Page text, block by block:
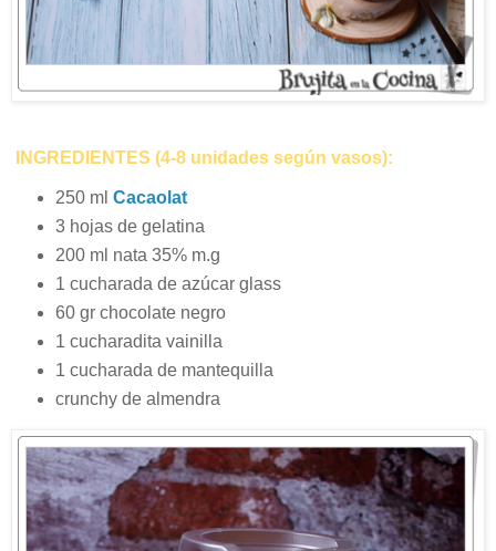
INGREDIENTES (4-8 unidades según vasos):
250 ml Cacaolat
3 hojas de gelatina
200 ml nata 35% m.g
1 cucharada de azúcar glass
60 gr chocolate negro
1 cucharadita vainilla
1 cucharada de mantequilla
crunchy de almendra